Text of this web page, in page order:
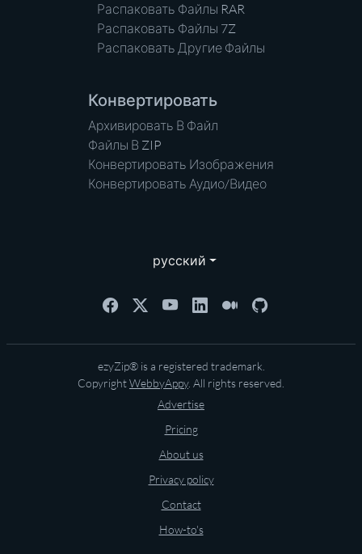
Распаковать Файлы RAR
Распаковать Файлы 7Z
Распаковать Другие Файлы
Конвертировать
Архивировать В Файл
Файлы В ZIP
Конвертировать Изображения
Конвертировать Аудио/Видео
русский
ezyZip® is a registered trademark.
CopyrightWebbyAppy. All rights reserved.
Advertise
Pricing
About us
Privacy policy
Contact
How-to's